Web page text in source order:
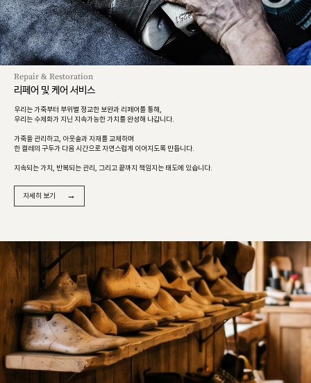
Repair & Restoration
리페어 및 케어 서비스
우리는 가죽부터 부위별 정교한 보완과 리페어를 통해,
우리는 수제화가 지닌 지속가능한 가치를 완성해 나갑니다.
가죽을 관리하고, 아웃솔과 자재를 교체하며
한 켤레의 구두가 다음 시간으로 자연스럽게 이어지도록 만듭니다.
지속되는 가치, 반복되는 관리, 그리고 끝까지 책임지는 태도에 있습니다.
자세히 보기 →